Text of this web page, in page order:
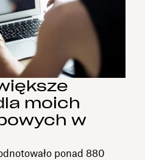
moich
w
ponad 880